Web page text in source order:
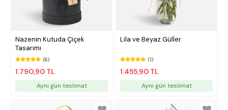
Nazenin Kutuda Çiçek
Tasarımı
(6)
1.790,90 TL
Aynı gün teslimat
Lila ve Beyaz Güller
(1)
1.455,90 TL
Aynı gün teslimat